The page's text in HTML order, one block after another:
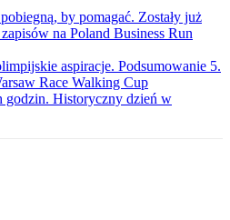
by pomagać. Zostały już
na Poland Business Run
aspiracje. Podsumowanie 5.
Race Walking Cup
godzin. Historyczny dzień w